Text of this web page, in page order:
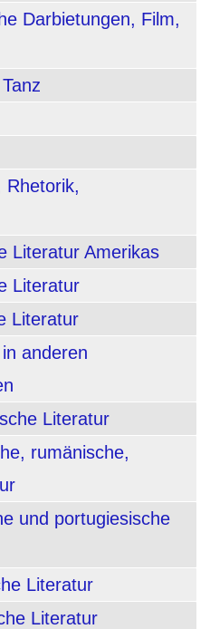
Darbietungen, Film,
Rhetorik,
Literatur Amerikas
Literatur
Literatur
anderen
Literatur
rumänische,
und portugiesische
Literatur
Literatur